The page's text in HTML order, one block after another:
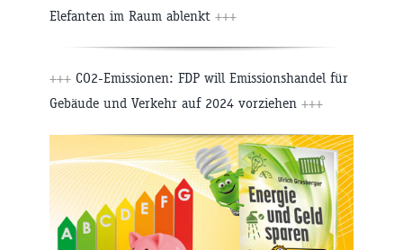
Elefanten im Raum ablenkt +++
+++ CO2-Emissionen: FDP will Emissionshandel für
Gebäude und Verkehr auf 2024 vorziehen +++